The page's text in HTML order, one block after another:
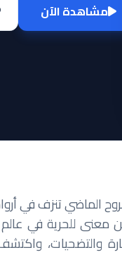
مشاهدة الآن
للحرية في عالم
والتضحيات،